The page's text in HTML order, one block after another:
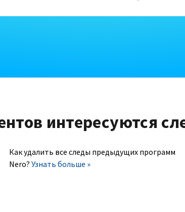
интересуются
Как удалить все следы предыдущих программ
Nero? Узнать больше »